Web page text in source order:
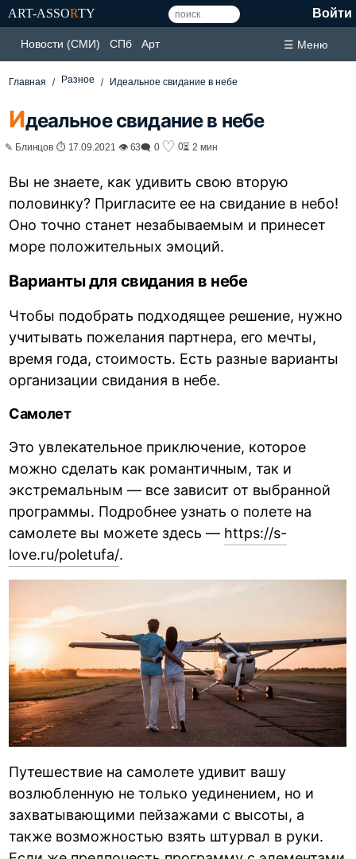
ART-ASSORTY Войти
Новости (СМИ) СПб Арт ☰ Меню
Главная Разное Идеальное свидание в небе
Идеальное свидание в небе
✎ Блинцов ⏱ 17.09.2021 👁 63🗨 0 ♡ 0⏳ 2 мин
Вы не знаете, как удивить свою вторую
половинку? Пригласите ее на свидание в небо!
Оно точно станет незабываемым и принесет
море положительных эмоций.
Варианты для свидания в небе
Чтобы подобрать подходящее решение, нужно
учитывать пожелания партнера, его мечты,
время года, стоимость. Есть разные варианты
организации свидания в небе.
Самолет
Это увлекательное приключение, которое
можно сделать как романтичным, так и
экстремальным — все зависит от выбранной
программы. Подробнее узнать о полете на
самолете вы можете здесь — https://s-
love.ru/poletufa/.
Путешествие на самолете удивит вашу
возлюбленную не только уединением, но и
захватывающими пейзажами с высоты, а
также возможностью взять штурвал в руки.